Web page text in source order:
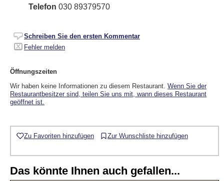
Telefon 030 89379570
Schreiben Sie den ersten Kommentar
Fehler melden
Öffnungszeiten
Wir haben keine Informationen zu diesem Restaurant. Wenn Sie der
Restaurantbesitzer sind, teilen Sie uns mit, wann dieses Restaurant
geöffnet ist.
Zu Favoriten hinzufügen Zur Wunschliste hinzufügen
Das könnte Ihnen auch gefallen...